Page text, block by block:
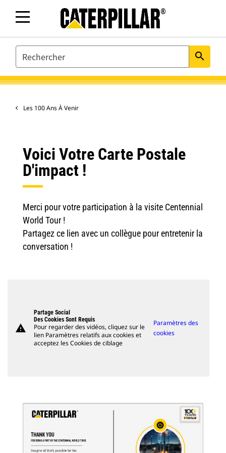
SEARCH search
Les 100 Ans À Venir
Voici Votre Carte Postale
D'impact !
Merci pour votre participation à la visite Centennial
World Tour !
Partagez ce lien avec un collègue pour entretenir la
conversation !
warning
Partage Social
Des Cookies Sont Requis
Pour regarder des vidéos, cliquez sur le
lien Paramètres relatifs aux cookies et
acceptez les Cookies de ciblage
Paramètres des
cookies